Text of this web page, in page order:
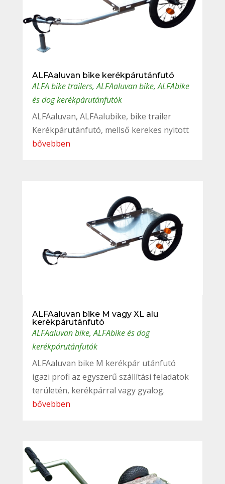
ALFAaluvan bike kerékpárutánfutó
ALFA bike trailers,ALFAaluvan bike,ALFAbike
és dog kerékpárutánfutók
ALFAaluvan, ALFAalubike, bike trailer
Kerékpárutánfutó, mellső kerekes nyitott
bővebben
ALFAaluvan bike M vagy XL alu
kerékpárutánfutó
ALFAaluvan bike,ALFAbike és dog
kerékpárutánfutók
ALFAaluvan bike M kerékpár utánfutó
igazi profi az egyszerű szállítási feladatok
területén, kerékpárral vagy gyalog.
bővebben